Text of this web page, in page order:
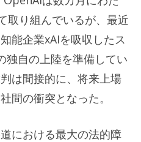
取り組んでいるが、最近
能企業xAIを吸収したス
独自の上陸を準備してい
は間接的に、将来上場
間の衝突となった。
における最大の法的障